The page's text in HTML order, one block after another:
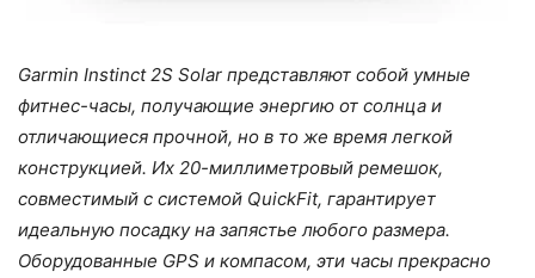
Garmin Instinct 2S Solar представляют собой умные
фитнес-часы, получающие энергию от солнца и
отличающиеся прочной, но в то же время легкой
конструкцией. Их 20-миллиметровый ремешок,
совместимый с системой QuickFit, гарантирует
идеальную посадку на запястье любого размера.
Оборудованные GPS и компасом, эти часы прекрасно